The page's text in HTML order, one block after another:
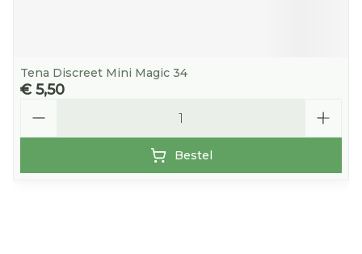
Tena Discreet Mini Magic 34
€ 5,50
Bestel